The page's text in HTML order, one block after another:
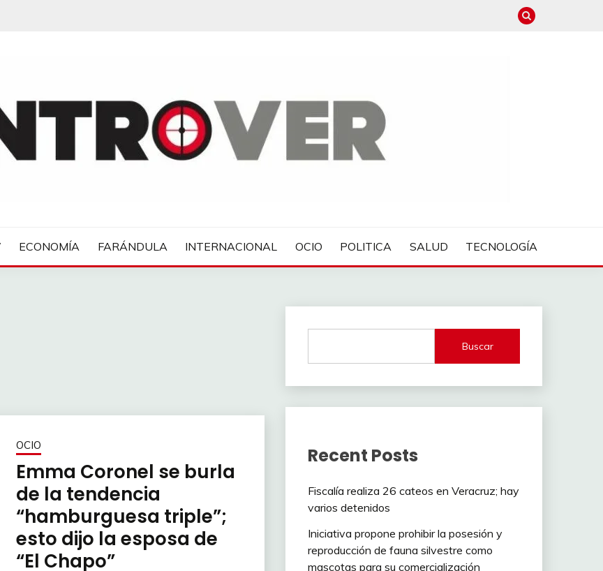
ECONOMÍA FARÁNDULA INTERNACIONAL OCIO POLITICA SALUD TECNOLOGÍA
OCIO
Emma Coronel se burla
de la tendencia
“hamburguesa triple”;
esto dijo la esposa de
“El Chapo”
Buscar
Recent Posts
Fiscalía realiza 26 cateos en Veracruz; hay
varios detenidos
Iniciativa propone prohibir la posesión y
reproducción de fauna silvestre como
mascotas para su comercialización